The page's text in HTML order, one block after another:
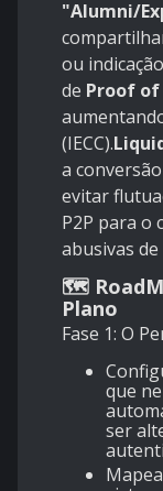
"Alumni/
ou
de Proof
(IECC).
a
evitar
P2P para o
abusivas
🗺️
Plano
Fase 1: O
que
ser